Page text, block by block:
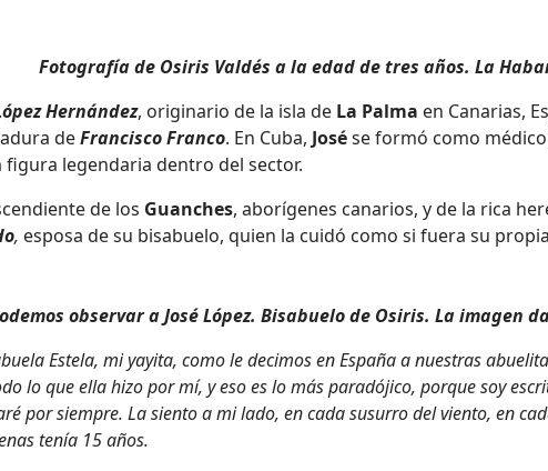
Fotografía de Osiris Valdés a la edad de tres años. La
Hernández, originario de la isla de La Palma en Canarias,
deFrancisco Franco. En Cuba, Josése formó como
legendaria dentro del sector.
de los Guanches, aborígenes canarios, y de la rica
, esposa de su bisabuelo, quien la cuidó como si fuera su
observar a José López. Bisabuelo de Osiris. La imagen
Estela, mi yayita, como le decimos en España a nuestras
lo que ella hizo por mí, y eso es lo más paradójico, porque soy
por siempre. La siento a mi lado, en cada susurro del viento, en
tenía 15 años.